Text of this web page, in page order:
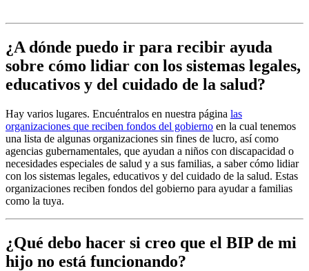
¿A dónde puedo ir para recibir ayuda
sobre cómo lidiar con los sistemas legales,
educativos y del cuidado de la salud?
Hay varios lugares. Encuéntralos en nuestra página las
organizaciones que reciben fondos del gobierno en la cual tenemos
una lista de algunas organizaciones sin fines de lucro, así como
agencias gubernamentales, que ayudan a niños con discapacidad o
necesidades especiales de salud y a sus familias, a saber cómo lidiar
con los sistemas legales, educativos y del cuidado de la salud. Estas
organizaciones reciben fondos del gobierno para ayudar a familias
como la tuya.
¿Qué debo hacer si creo que el BIP de mi
hijo no está funcionando?